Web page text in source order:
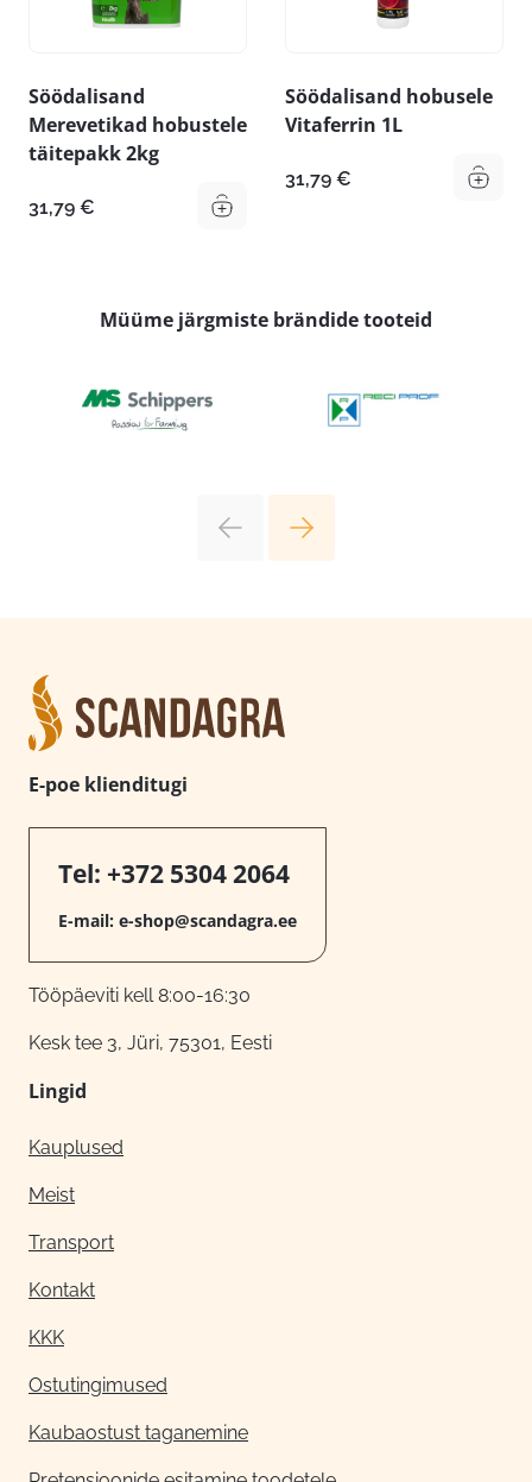
Söödalisand
Merevetikad hobustele
täitepakk 2kg
31,79 €
Söödalisand hobusele
Vitaferrin 1L
31,79 €
Müüme järgmiste brändide tooteid
E-poe klienditugi
Tel: +372 5304 2064
E-mail: e-shop@scandagra.ee
Tööpäeviti kell 8:00-16:30
Kesk tee 3, Jüri, 75301, Eesti
Lingid
Kauplused
Meist
Transport
Kontakt
KKK
Ostutingimused
Kaubaostust taganemine